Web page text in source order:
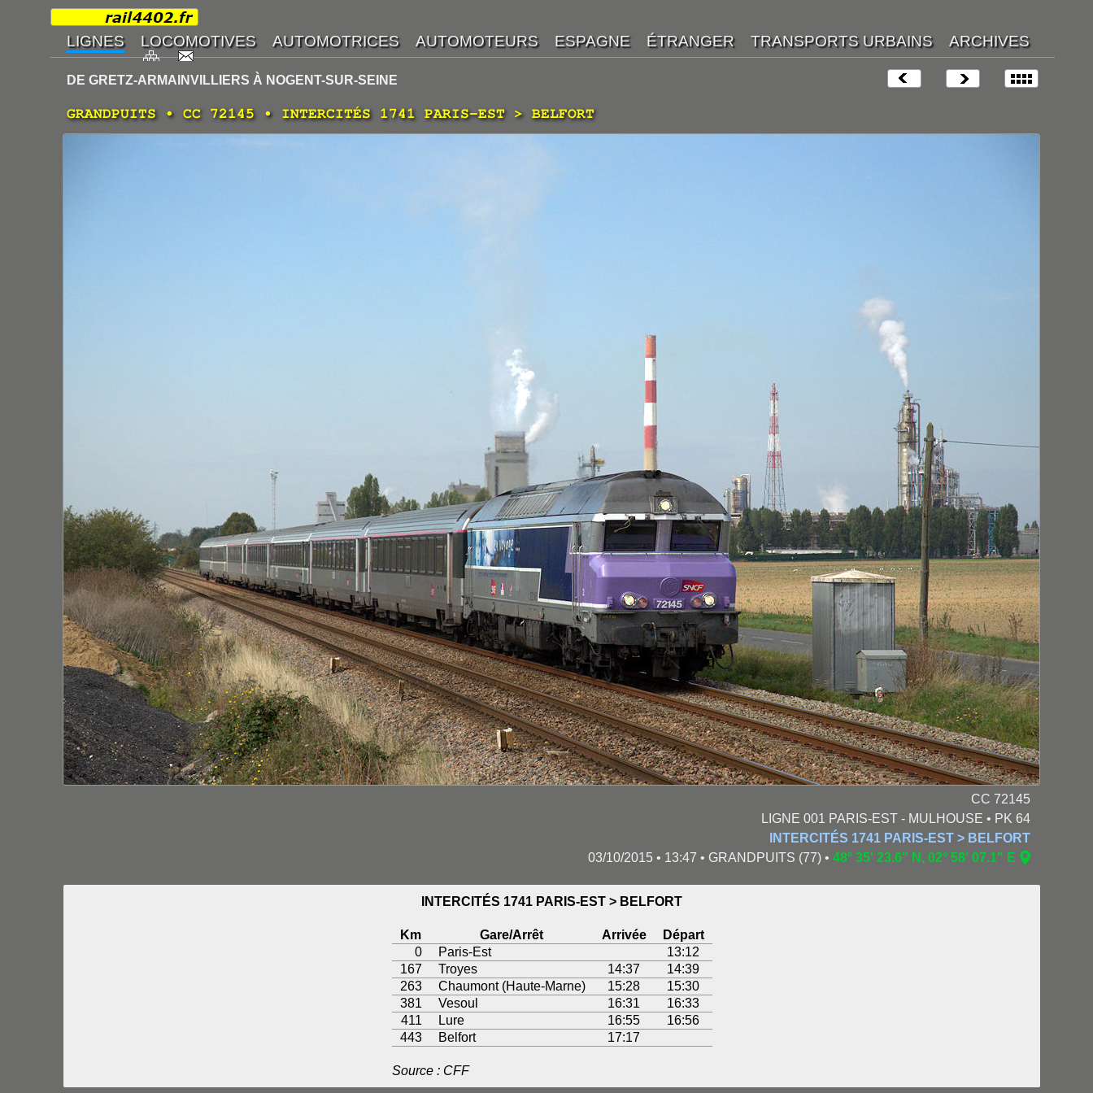
DE GRETZ-ARMAINVILLIERS À NOGENT-SUR-SEINE
GRANDPUITS • CC 72145 • INTERCITÉS 1741 PARIS-EST > BELFORT
CC 72145
LIGNE 001 PARIS-EST - MULHOUSE • PK 64
INTERCITÉS 1741 PARIS-EST > BELFORT
03/10/2015 • 13:47 • GRANDPUITS (77) • 48° 35' 23.6" N, 02° 58' 07.1" E
INTERCITÉS 1741 PARIS-EST > BELFORT
Km Gare/Arrêt Arrivée
Départ
0
Paris-Est
13:12
167
Troyes 14:37
14:39
263
Chaumont (Haute-Marne) 15:28
15:30
381
Vesoul 16:31
16:33
411
Lure 16:55
16:56
443
Belfort 17:17
Source : CFF